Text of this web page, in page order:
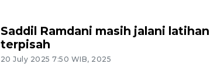
Saddil Ramdani masih jalani latihan
terpisah
20 July 2025 7:50 WIB, 2025